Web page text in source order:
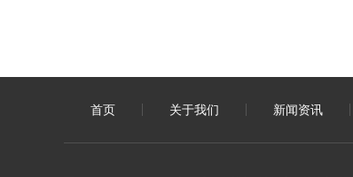
首页 关于我们 新闻资讯